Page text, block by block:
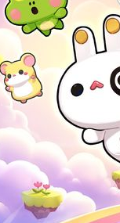
경선…박선원·최민희·
적 득표율 45.42%로 1
투표…金 47.75%·鄭
번호 7번 의미보단 팀 위
리당원 투표 김민석 승리
간당 30㎜ '강한 비'[내
음 느꼈고, 많은 트로피
부 지역엔 호의주의보
자 3000명 돌파
잠기고 담벼락 붕괴